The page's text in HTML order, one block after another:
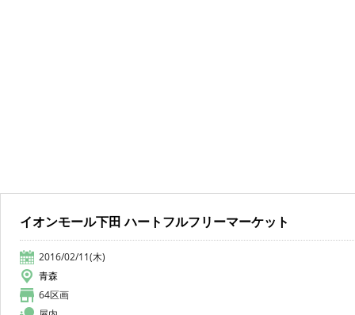
イオンモール下田 ハートフルフリーマーケット
2016/02/11(木)
青森
64区画